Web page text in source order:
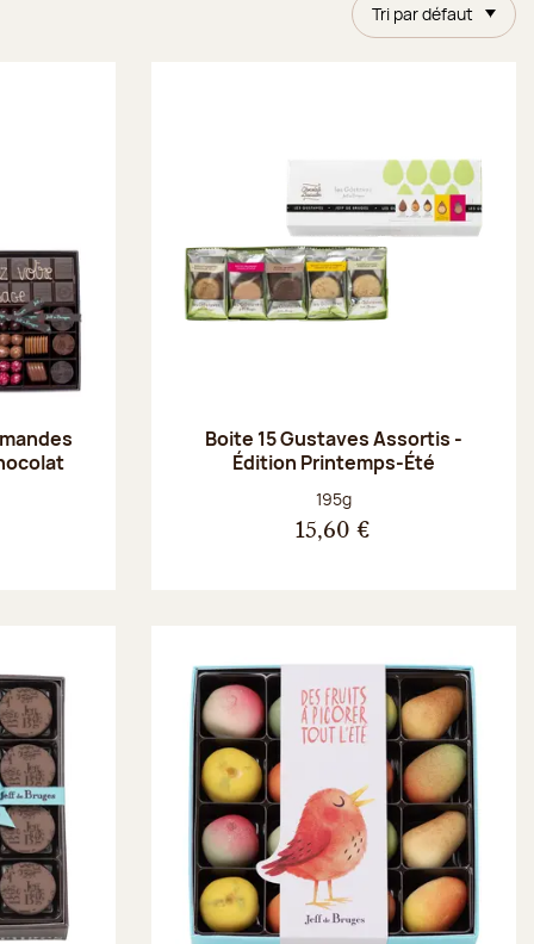
Tri par défaut
Boite 15 Gustaves Assortis -
Édition Printemps-Été
Poids net :
195g
15,60 €